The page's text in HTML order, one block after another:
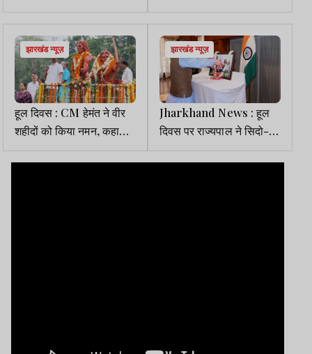
उधर तोपें थीं, फिर भी बुलंद थे
हौसले
लिए संघर्ष जारी रहेगा, पुरखों के
सपने होंगे पूरे
झारखंड न्यूज़
हूल दिवस : CM हेमंत ने वीर
शहीदों को किया नमन, कहा—
क्रांति की चिंगारी कभी नहीं
बुझती
झारखंड न्यूज़
Jharkhand News : हूल
दिवस पर राज्यपाल ने सिदो-
कान्हू को दी श्रद्धांजलि